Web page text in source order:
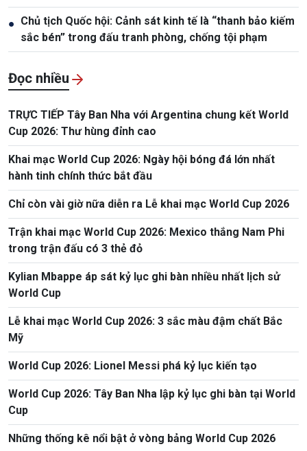
● Chủ tịch Quốc hội: Cảnh sát kinh tế là “thanh bảo kiếm
sắc bén” trong đấu tranh phòng, chống tội phạm
Đọc nhiều
TRỰC TIẾP Tây Ban Nha với Argentina chung kết World
Cup 2026: Thư hùng đỉnh cao
Khai mạc World Cup 2026: Ngày hội bóng đá lớn nhất
hành tinh chính thức bắt đầu
Chỉ còn vài giờ nữa diễn ra Lễ khai mạc World Cup 2026
Trận khai mạc World Cup 2026: Mexico thắng Nam Phi
trong trận đấu có 3 thẻ đỏ
Kylian Mbappe áp sát kỷ lục ghi bàn nhiều nhất lịch sử
World Cup
Lễ khai mạc World Cup 2026: 3 sắc màu đậm chất Bắc
Mỹ
World Cup 2026: Lionel Messi phá kỷ lục kiến tạo
World Cup 2026: Tây Ban Nha lập kỷ lục ghi bàn tại World
Cup
Những thống kê nổi bật ở vòng bảng World Cup 2026